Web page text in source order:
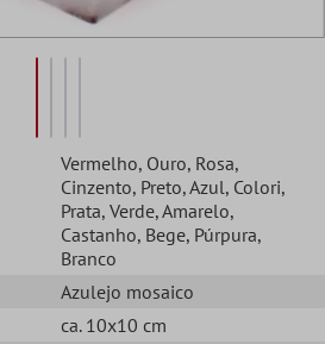
Vermelho, Ouro, Rosa,
Cinzento, Preto, Azul, Colori,
Prata, Verde, Amarelo,
Castanho, Bege, Púrpura,
Branco
Azulejo mosaico
ca. 10x10 cm